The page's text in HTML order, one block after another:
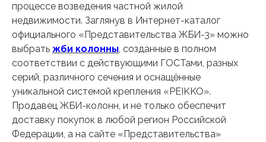
процессе возведения частной жилой
недвижимости. Заглянув в Интернет-каталог
официального «Представительства ЖБИ-3» можно
выбрать жби колонны, созданные в полном
соответствии с действующими ГОСТами, разных
серий, различного сечения и оснащённые
уникальной системой крепления «PEIKKO».
Продавец ЖБИ-колонн, и не только обеспечит
доставку покупок в любой регион Российской
Федерации, а на сайте «Представительства»